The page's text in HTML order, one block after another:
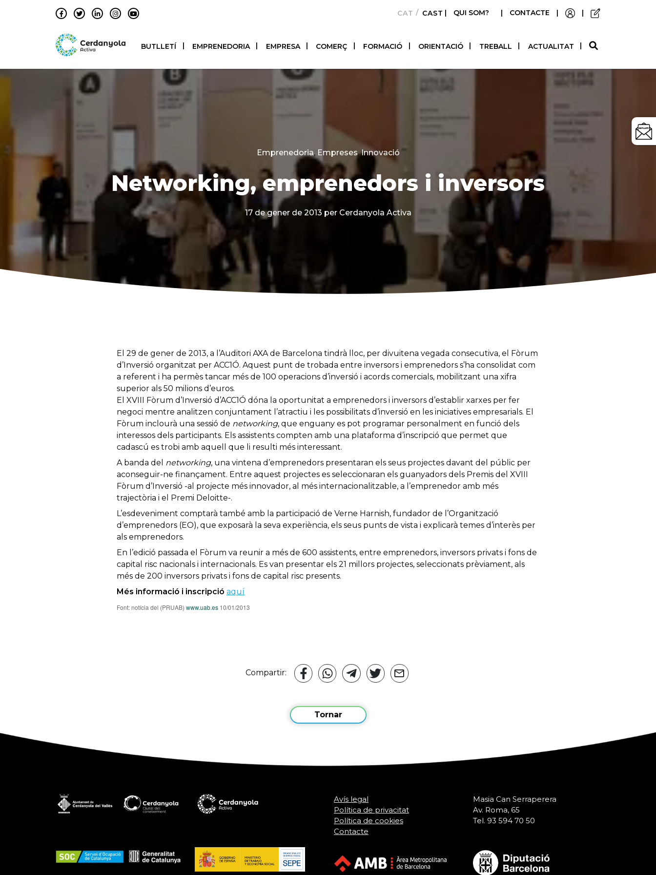
CATALÀCASTELLANO
| QUI SOM? | CONTACTE | |
BUTLLETÍ EMPRENEDORIA EMPRESA COMERÇ FORMACIÓ ORIENTACIÓ TREBALL ACTUALITAT
Categories
Emprenedoria, Empreses,Innovació
Networking, emprenedors i inversors
17 de gener de 2013 per Cerdanyola Activa
El 29 de gener de 2013, a l’Auditori AXA de Barcelona tindrà lloc, per divuitena vegada consecutiva, el Fòrum
d’Inversió organitzat per ACC1Ó. Aquest punt de trobada entre inversors i emprenedors s’ha consolidat com
a referent i ha permès tancar més de 100 operacions d’inversió i acords comercials, mobilitzant una xifra
superior als 50 milions d’euros.
El XVIII Fòrum d’Inversió d’ACC1Ó dóna la oportunitat a emprenedors i inversors d’establir xarxes per fer
negoci mentre analitzen conjuntament l’atractiu i les possibilitats d’inversió en les iniciatives empresarials. El
Fòrum inclourà una sessió de networking, que enguany es pot programar personalment en funció dels
interessos dels participants. Els assistents compten amb una plataforma d’inscripció que permet que
cadascú es trobi amb aquell que li resulti més interessant.
A banda del
networking, una vintena d’emprenedors presentaran els seus projectes davant del públic per
aconseguir-ne finançament. Entre aquest projectes es seleccionaran els guanyadors dels Premis del XVIII
Fòrum d’Inversió -al projecte més innovador, al més internacionalitzable, a l’emprenedor amb més
trajectòria i el Premi Deloitte-.
L’esdeveniment comptarà també amb la participació de Verne Harnish, fundador de l’Organització
d’emprenedors (EO), que exposarà la seva experiència, els seus punts de vista i explicarà temes d’interès per
als emprenedors.
En l’edició passada el Fòrum va reunir a més de 600 assistents, entre emprenedors, inversors privats i fons de
capital risc nacionals i internacionals. Es van presentar els 21 millors projectes, seleccionats prèviament, als
més de 200 inversors privats i fons de capital risc presents.
Més informació i inscripció aquí
Font: notícia del (PRUAB) www.uab.es 10/01/2013
Compartir:
Tornar
Avís legal
Política de privacitat
Política de cookies
Contacte
Masia Can Serraperera
Av. Roma, 65
Tel. 93 594 70 50